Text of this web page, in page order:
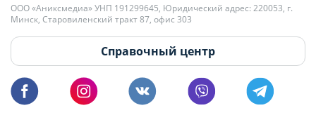
Мы принимаем звонки и отвечаем на письма в будние дни с 9:00 до
18:00.
+375 29 179-11-28 Владислав Гладченко
vg@domovita.by
Пишите и звоните нам в будние дни с 8:00 до 20:00.
ООО «Аниксмедиа» УНП 191299645, Юридический адрес: 220053, г.
Минск, Старовиленский тракт 87, офис 303
Справочный центр